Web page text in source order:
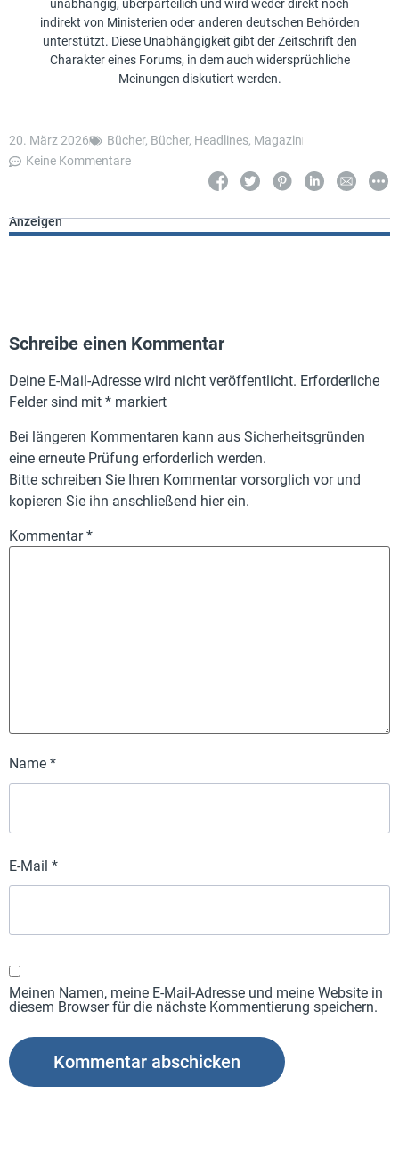
unabhängig, überparteilich und wird weder direkt noch
indirekt von Ministerien oder anderen deutschen Behörden
unterstützt. Diese Unabhängigkeit gibt der Zeitschrift den
Charakter eines Forums, in dem auch widersprüchliche
Meinungen diskutiert werden.
20. März 2026 Bücher, Bücher, Headlines, Magazin
Keine Kommentare
Anzeigen
Schreibe einen Kommentar
Deine E-Mail-Adresse wird nicht veröffentlicht. Erforderliche
Felder sind mit * markiert
Bei längeren Kommentaren kann aus Sicherheitsgründen
eine erneute Prüfung erforderlich werden.
Bitte schreiben Sie Ihren Kommentar vorsorglich vor und
kopieren Sie ihn anschließend hier ein.
Kommentar*
Name *
E-Mail *
Meinen Namen, meine E-Mail-Adresse und meine Website in
diesem Browser für die nächste Kommentierung speichern.